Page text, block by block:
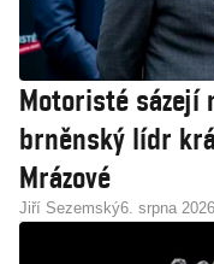
Motoristé sázejí
brněnský lídr
Mrázové
Jiří Sezemský6. srpna 2026